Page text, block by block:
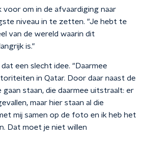
voor om in de afvaardiging naar
niveau in te zetten. "Je hebt te
van de wereld waarin dit
is."
een slecht idee. "Daarmee
in Qatar. Door daar naast de
staan, die daarmee uitstraalt: er
maar hier staan al die
mij samen op de foto en ik heb het
Dat moet je niet willen